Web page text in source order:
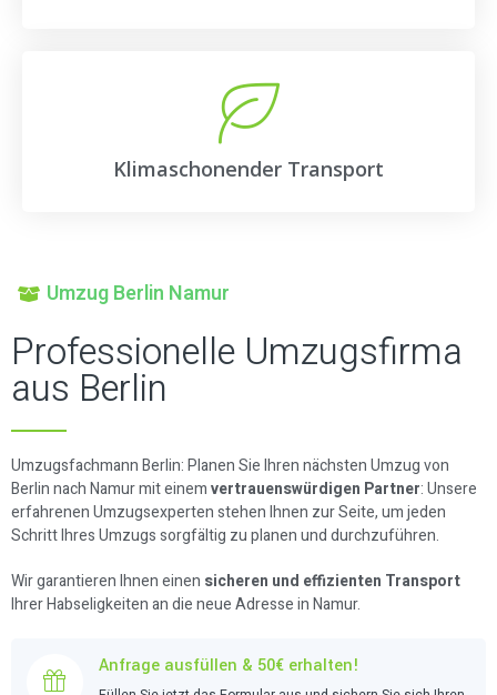
Klimaschonender Transport
Umzug Berlin Namur
Professionelle Umzugsfirma
aus Berlin
Umzugsfachmann Berlin: Planen Sie Ihren nächsten Umzug von
Berlin nach Namur mit einemvertrauenswürdigen Partner: Unsere
erfahrenen Umzugsexperten stehen Ihnen zur Seite, um jeden
Schritt Ihres Umzugs sorgfältig zu planen und durchzuführen.
Wir garantieren Ihnen einen sicheren und effizienten Transport
Ihrer Habseligkeiten an die neue Adresse in Namur.
Anfrage ausfüllen & 50€ erhalten!